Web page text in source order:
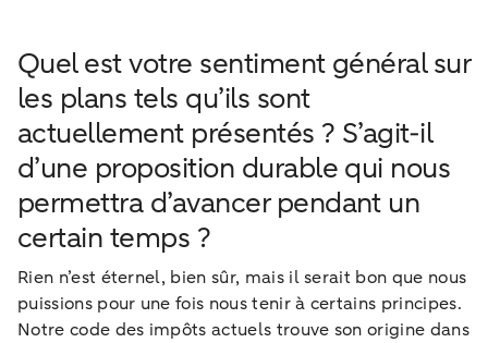
Quel est votre sentiment général sur
les plans tels qu’ils sont
actuellement présentés ? S’agit-il
d’une proposition durable qui nous
permettra d’avancer pendant un
certain temps ?
Rien n’est éternel, bien sûr, mais il serait bon que nous
puissions pour une fois nous tenir à certains principes.
Notre code des impôts actuels trouve son origine dans